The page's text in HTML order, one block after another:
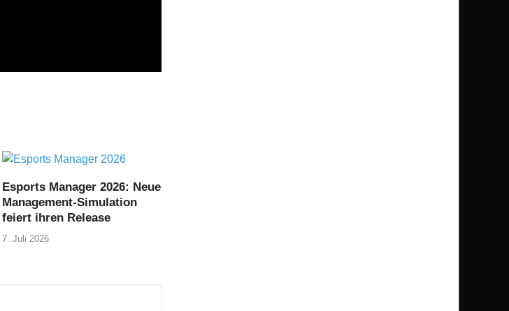
Esports Manager 2026: Neue
Management-Simulation
feiert ihren Release
7. Juli 2026